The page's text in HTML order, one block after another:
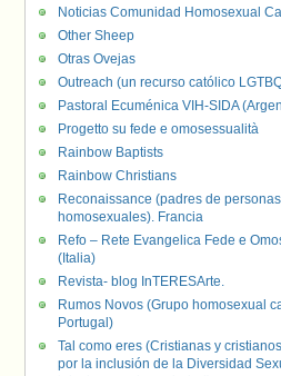
Noticias Comunidad Homosexual
Other Sheep
Otras Ovejas
Outreach (un recurso católico
Pastoral Ecuménica VIH-SIDA
Progetto su fede e omosessualità
Rainbow Baptists
Rainbow Christians
Reconaissance (padres de personas
homosexuales). Francia
Refo – Rete Evangelica Fede e
(Italia)
Revista- blog InTERESArte.
Rumos Novos (Grupo homosexual
Portugal)
Tal como eres (Cristianas y
por la inclusión de la Diversidad